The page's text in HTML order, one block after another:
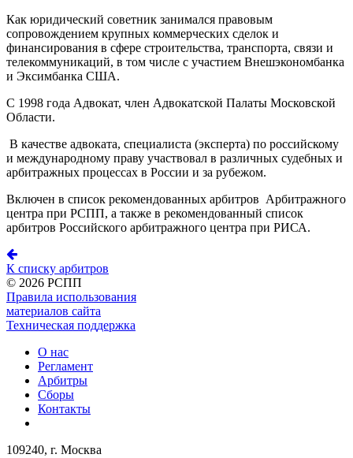
Как юридический советник занимался правовым
сопровождением крупных коммерческих сделок и
финансирования в сфере строительства, транспорта, связи и
телекоммуникаций, в том числе с участием Внешэкономбанка
и Эксимбанка США.
С 1998 года Адвокат, член Адвокатской Палаты Московской
Области.
В качестве адвоката, специалиста (эксперта) по российскому
и международному праву участвовал в различных судебных и
арбитражных процессах в России и за рубежом.
Включен в список рекомендованных арбитров Арбитражного
центра при РСПП, а также в рекомендованный список
арбитров Российского арбитражного центра при РИСА.
К списку арбитров
© 2026 РСПП
Правила использования
материалов сайта
Техническая поддержка
О нас
Регламент
Арбитры
Сборы
Контакты
109240, г. Москва